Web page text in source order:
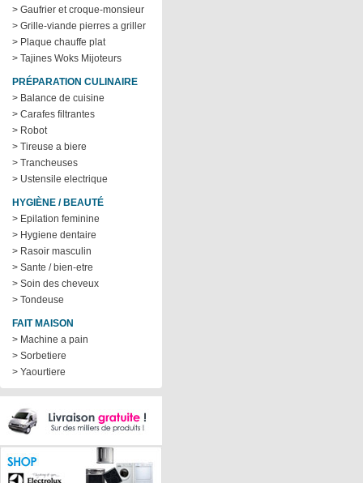
> Gaufrier et croque-monsieur
> Grille-viande pierres a griller
> Plaque chauffe plat
> Tajines Woks Mijoteurs
PRÉPARATION CULINAIRE
> Balance de cuisine
> Carafes filtrantes
> Robot
> Tireuse a biere
> Trancheuses
> Ustensile electrique
HYGIÈNE / BEAUTÉ
> Epilation feminine
> Hygiene dentaire
> Rasoir masculin
> Sante / bien-etre
> Soin des cheveux
> Tondeuse
FAIT MAISON
> Machine a pain
> Sorbetiere
> Yaourtiere